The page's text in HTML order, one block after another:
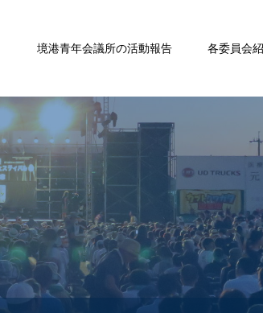
境港青年会議所の活動報告 各委員会